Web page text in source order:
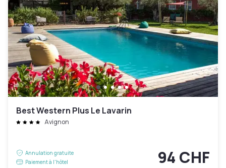
Best Western Plus Le Lavarin
Avignon
Annulation gratuite
Paiement à l'hôtel
94 CHF